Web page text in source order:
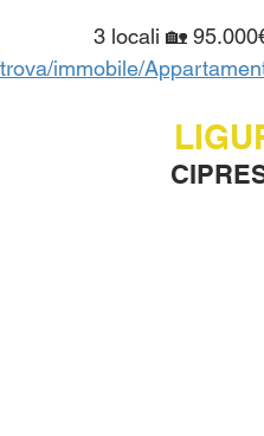
3 locali 🏡
immobile/